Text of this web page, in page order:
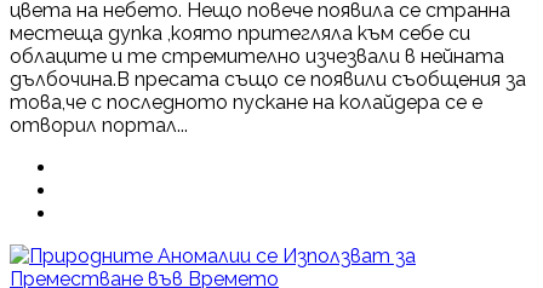
цвета на небето. Нещо повече появила се странна
местеща дупка ,която притегляла към себе си
облаците и те стремително изчезвали в нейната
дълбочина.В пресата също се появили съобщения за
това,че с последното пускане на колайдера се е
отворил портал...